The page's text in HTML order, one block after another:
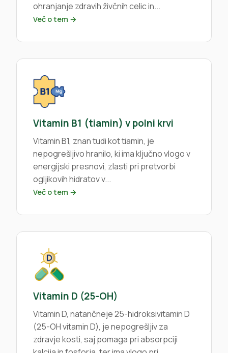
ohranjanje zdravih živčnih celic in...
Več o tem →
Vitamin B1 (tiamin) v polni krvi
Vitamin B1, znan tudi kot tiamin, je
nepogrešljivo hranilo, ki ima ključno vlogo v
energijski presnovi, zlasti pri pretvorbi
ogljikovih hidratov v...
Več o tem →
Vitamin D (25-OH)
Vitamin D, natančneje 25-hidroksivitamin D
(25-OH vitamin D), je nepogrešljiv za
zdravje kosti, saj pomaga pri absorpciji